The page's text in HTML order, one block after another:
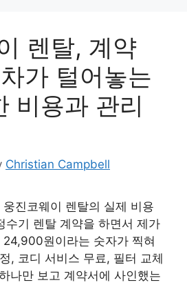
렌탈, 계약
가 털어놓는
비용과 관리
Christian Campbell
진코웨이 렌탈의 실제 비용
수기 렌탈 계약을 하면서 제가
원이라는 숫자가 찍혀
, 코디 서비스 무료, 필터 교체
나만 보고 계약서에 사인했는